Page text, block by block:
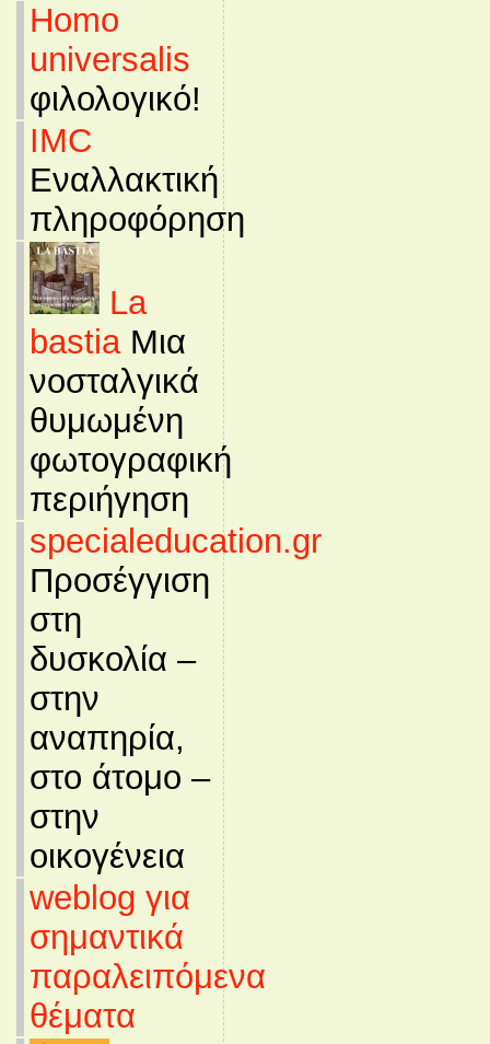
Homo
universalis
φιλολογικό!
IMC
Εναλλακτική
πληροφόρηση
La
bastiaΜια
νοσταλγικά
θυμωμένη
φωτογραφική
περιήγηση
specialeducation.gr
Προσέγγιση
στη
δυσκολία –
στην
αναπηρία,
στο άτομο –
στην
οικογένεια
weblog για
σημαντικά
παραλειπόμενα
θέματα